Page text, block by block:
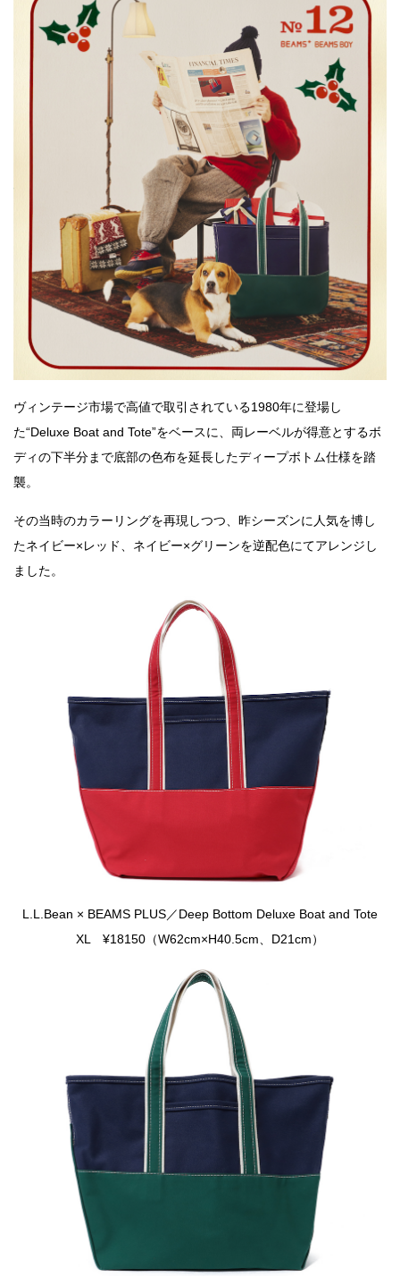
ヴィンテージ市場で高値で取引されている1980年に登場し
た“Deluxe Boat and Tote”をベースに、両レーベルが得意とするボ
ディの下半分まで底部の色布を延長したディープボトム仕様を踏
襲。
その当時のカラーリングを再現しつつ、昨シーズンに人気を博し
たネイビー×レッド、ネイビー×グリーンを逆配色にてアレンジし
ました。
L.L.Bean × BEAMS PLUS／Deep Bottom Deluxe Boat and Tote
XL ¥18150（W62cm×H40.5cm、D21cm）